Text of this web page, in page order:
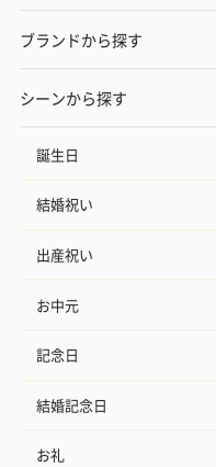
ブランドから探す
シーンから探す
誕生日
結婚祝い
出産祝い
お中元
記念日
結婚記念日
お礼